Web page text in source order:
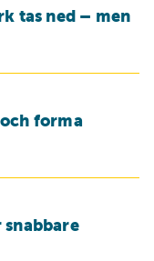
eller andra
tas ned – men
forma